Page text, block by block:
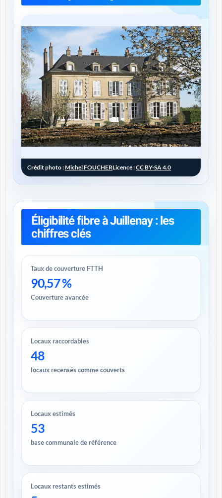
Crédit photo :Michel FOUCHERLicence :CC BY-SA 4.0
Éligibilité fibre à Juillenay : les
chiffres clés
Taux de couverture FTTH
90,57 %
Couverture avancée
Locaux raccordables
48
locaux recensés comme couverts
Locaux estimés
53
base communale de référence
Locaux restants estimés